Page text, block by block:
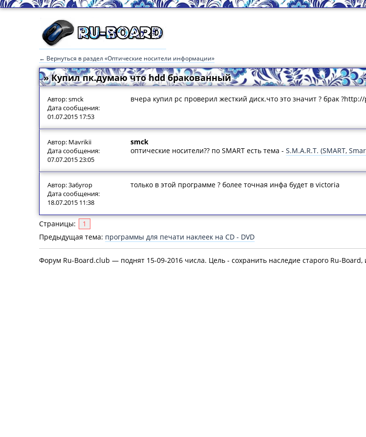
← Вернуться в раздел «Оптические носители информации»
» Купил пк.думаю что hdd бракованный
Автор: smck
Дата сообщения:
01.07.2015 17:53
вчера купил pc проверил жесткий диск.что это значит ? брак
Автор: Mavrikii
Дата сообщения:
07.07.2015 23:05
smck
оптические носители?? по SMART есть тема - S.M.A.R.T. (SMART,
Автор: 3a6yrop
Дата сообщения:
18.07.2015 11:38
только в этой программе ? более точная инфа будет в victoria
Страницы:
1
Предыдущая тема: программы для печати наклеек на СD - DVD
Форум Ru-Board.club — поднят 15-09-2016 числа. Цель - сохранить наследие старого Ru-